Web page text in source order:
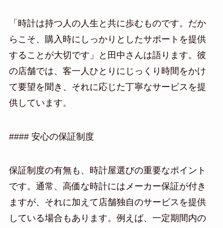
「時計は持つ人の人生と共に歩むものです。だか
らこそ、購入時にしっかりとしたサポートを提供
することが大切です」と田中さんは語ります。彼
の店舗では、客一人ひとりにじっくり時間をかけ
て要望を聞き、それに応じた丁寧なサービスを提
供しています。
#### 安心の保証制度
保証制度の有無も、時計屋選びの重要なポイント
です。通常、高価な時計にはメーカー保証が付き
ますが、それに加えて店舗独自のサービスを提供
している場合もあります。例えば、一定期間内の